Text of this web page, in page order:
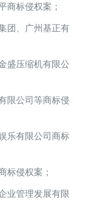
商标侵权案；
团、广州基正有
盛压缩机有限公
限公司等商标侵
乐有限公司商标
标侵权案；
业管理发展有限